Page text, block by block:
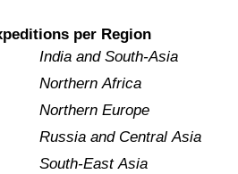
per Region
India and South-Asia
Northern Africa
Northern Europe
Russia and Central Asia
South-East Asia